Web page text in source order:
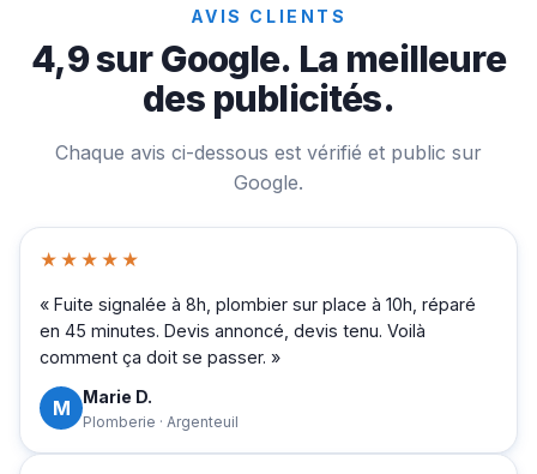
AVIS CLIENTS
4,9 sur Google. La meilleure
des publicités.
Chaque avis ci-dessous est vérifié et public sur
Google.
★★★★★
« Fuite signalée à 8h, plombier sur place à 10h, réparé
en 45 minutes. Devis annoncé, devis tenu. Voilà
comment ça doit se passer. »
M Marie D.
Plomberie · Argenteuil